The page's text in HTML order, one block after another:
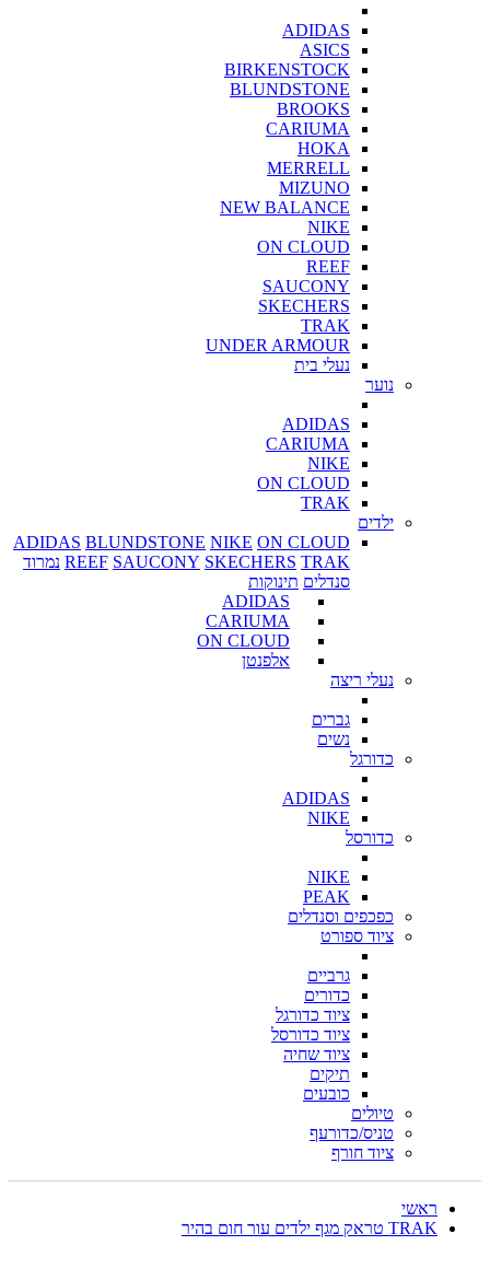
ADIDAS
ASICS
BIRKENSTOCK
BLUNDSTONE
BROOKS
CARIUMA
HOKA
MERRELL
MIZUNO
NEW BALANCE
NIKE
ON CLOUD
REEF
SAUCONY
SKECHERS
TRAK
UNDER ARMOUR
נעלי בית
נוער
ADIDAS
CARIUMA
NIKE
ON CLOUD
TRAK
ילדים
ADIDAS BLUNDSTONE NIKE ON CLOUD
REEF SAUCONY SKECHERS TRAK
נמרוד
סנדלים תינוקות
ADIDAS
CARIUMA
ON CLOUD
אלפנטן
נעלי ריצה
גברים
נשים
כדורגל
ADIDAS
NIKE
כדורסל
NIKE
PEAK
כפכפים וסנדלים
ציוד ספורט
גרביים
כדורים
ציוד כדורגל
ציוד כדורסל
ציוד שחיה
תיקים
כובעים
טיולים
טניס/כדורעף
ציוד חורף
ראשי
TRAK טראק מגף ילדים עור חום בהיר